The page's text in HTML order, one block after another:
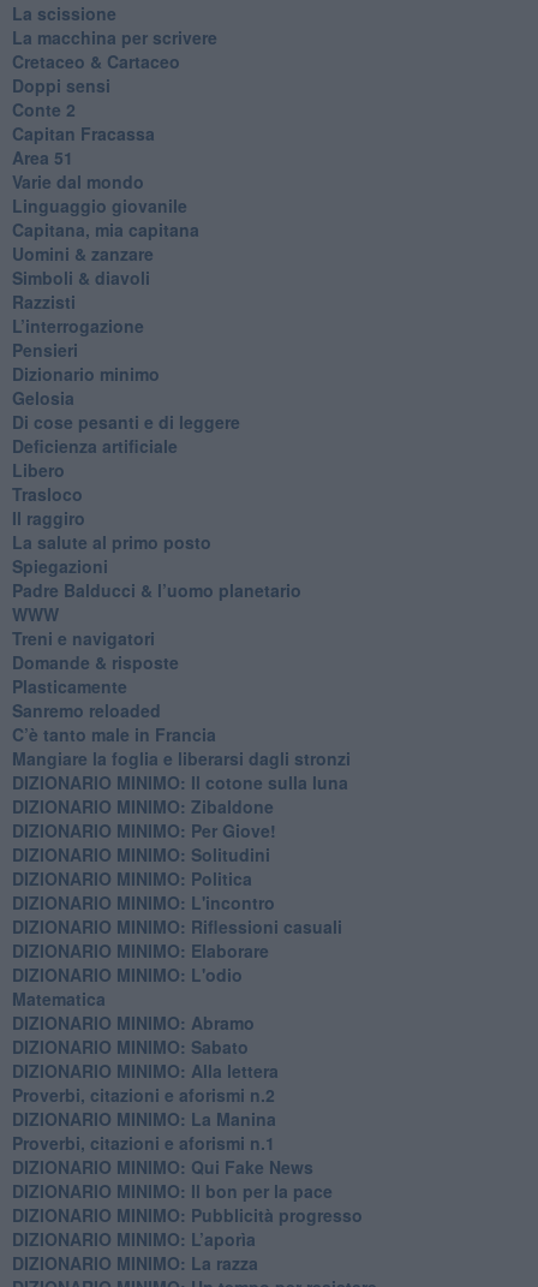
La scissione
La macchina per scrivere
Cretaceo & Cartaceo
Doppi sensi
​Conte 2
​Capitan Fracassa
​Area 51
Varie dal mondo
​Linguaggio giovanile
​Capitana, mia capitana
Uomini & zanzare
​Simboli & diavoli
Razzisti
​L’interrogazione
Pensieri
​Dizionario minimo
Gelosia
Di cose pesanti e di leggere
​Deficienza artificiale
Libero
Trasloco
Il raggiro
​La salute al primo posto
Spiegazioni
Padre Balducci & l’uomo planetario
WWW
​Treni e navigatori
​Domande & risposte
​Plasticamente
Sanremo reloaded
C’è tanto male in Francia
​Mangiare la foglia e liberarsi dagli stronzi
DIZIONARIO MINIMO: Il cotone sulla luna
DIZIONARIO MINIMO: Zibaldone
DIZIONARIO MINIMO: Per Giove!
DIZIONARIO MINIMO: Solitudini
DIZIONARIO MINIMO: Politica
DIZIONARIO MINIMO: L'incontro
DIZIONARIO MINIMO: Riflessioni casuali
DIZIONARIO MINIMO: Elaborare
DIZIONARIO MINIMO: L'odio
​Matematica
DIZIONARIO MINIMO: Abramo
DIZIONARIO MINIMO: Sabato
​DIZIONARIO MINIMO: Alla lettera
Proverbi, citazioni e aforismi n.2
DIZIONARIO MINIMO: La Manina
​Proverbi, citazioni e aforismi n.1
DIZIONARIO MINIMO: Qui Fake News
DIZIONARIO MINIMO: ​Il bon per la pace
DIZIONARIO MINIMO: Pubblicità progresso
DIZIONARIO MINIMO: L’aporìa
DIZIONARIO MINIMO: La razza